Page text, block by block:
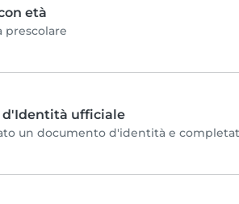
età
prescolare
d'Identità ufficiale
un documento d'identità e